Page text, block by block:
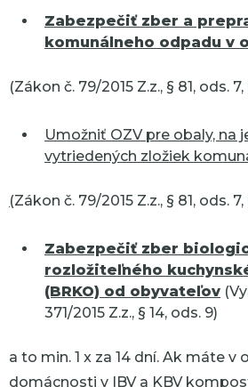
Zabezpečiť zber a
komunálneho odpadu v
(Zákon č. 79/2015 Z.z., § 81, ods.
Umožniť OZV pre obaly, na
vytriedených zložiek
(Zákon č. 79/2015 Z.z., § 81, ods.
Zabezpečiť zber
rozložiteľného
(BRKO) od obyvateľov
371/2015 Z.z., § 14, ods. 9)
a to min. 1 x za 14 dní. Ak máte v
domácnosti v IBV a KBV